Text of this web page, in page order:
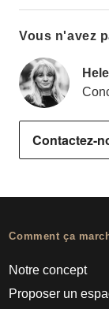
Vous n'avez
Contactez-
Comment ça
Notre concept
Proposer un